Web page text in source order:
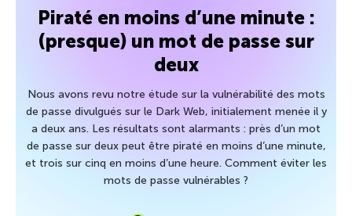
Piraté en moins d’une minute :
(presque) un mot de passe sur
deux
Nous avons revu notre étude sur la vulnérabilité des mots
de passe divulgués sur le Dark Web, initialement menée il y
a deux ans. Les résultats sont alarmants : près d’un mot
de passe sur deux peut être piraté en moins d’une minute,
et trois sur cinq en moins d’une heure. Comment éviter les
mots de passe vulnérables ?